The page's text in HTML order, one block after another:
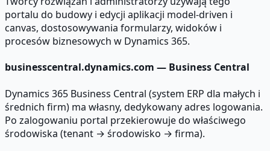
portalu do budowy i edycji aplikacji model-driven i
canvas, dostosowywania formularzy, widoków i
procesów biznesowych w Dynamics 365.
businesscentral.dynamics.com — Business Central
Dynamics 365 Business Central (system ERP dla małych i
średnich firm) ma własny, dedykowany adres logowania.
Po zalogowaniu portal przekierowuje do właściwego
środowiska (tenant → środowisko → firma).